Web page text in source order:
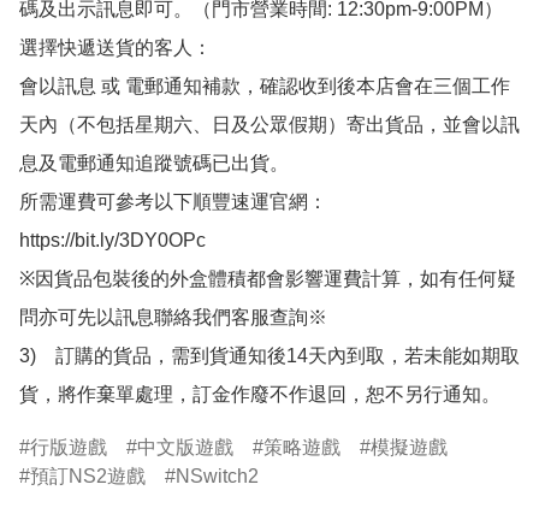
碼及出示訊息即可。（門市營業時間: 12:30pm-9:00PM）
選擇快遞送貨的客人：
會以訊息 或 電郵通知補款，確認收到後本店會在三個工作
天內（不包括星期六、日及公眾假期）寄出貨品，並會以訊
息及電郵通知追蹤號碼已出貨。
所需運費可參考以下順豐速運官網：
https://bit.ly/3DY0OPc
※因貨品包裝後的外盒體積都會影響運費計算，如有任何疑
問亦可先以訊息聯絡我們客服查詢※
3)　訂購的貨品，需到貨通知後14天內到取，若未能如期取
貨，將作棄單處理，訂金作廢不作退回，恕不另行通知。
行版遊戲 中文版遊戲 策略遊戲
模擬遊戲
預訂NS2遊戲
NSwitch2